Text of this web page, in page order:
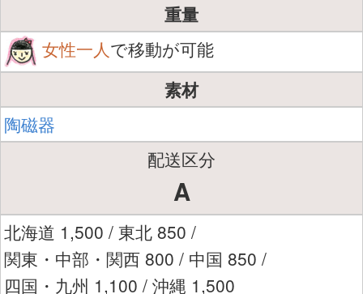
重量
女性一人で移動が可能
素材
陶磁器
配送区分
A
北海道 1,500 / 東北 850 /
関東・中部・関西 800 / 中国 850 /
四国・九州 1,100 / 沖縄 1,500